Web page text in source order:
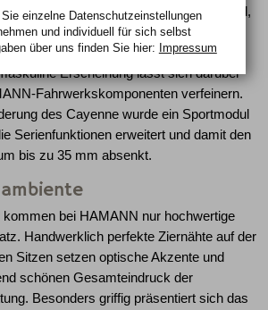
Zoll-Schmiedefelge Unique Forged,
Dunlop Sport Maxx Reifen der Größe
und einen kraftvollen, individuellen
Erscheinung lässt sich darüber
Fahrwerkskomponenten verfeinern.
des Cayenne wurde ein Sportmodul
Serienfunktionen erweitert und damit den
bis zu 35 mm absenkt.
kommen bei HAMANN nur hochwertige
Handwerklich perfekte Ziernähte auf der
Sitzen setzen optische Akzente und
schönen Gesamteindruck der
Besonders griffig präsentiert sich das
einzelne Datenschutz­ein­stellungen
und indivi­duell für sich selbst
über uns finden Sie hier: Impressum